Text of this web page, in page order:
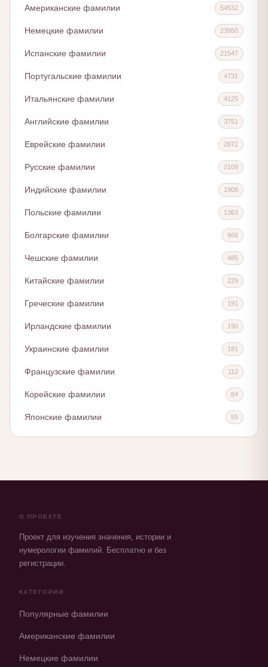
Американские фамилии 54532
Немецкие фамилии 23950
Испанские фамилии 21547
Португальские фамилии 4731
Итальянские фамилии 4125
Английские фамилии 3751
Еврейские фамилии 2872
Русские фамилии 2109
Индийские фамилии 1908
Польские фамилии 1363
Болгарские фамилии 966
Чешские фамилии 485
Китайские фамилии 229
Греческие фамилии 191
Ирландские фамилии 190
Украинские фамилии 181
Французские фамилии 112
Корейские фамилии 84
Японские фамилии 55
О ПРОЕКТЕ
Проект для изучения значения, истории и
нумерологии фамилий. Бесплатно и без
регистрации.
КАТЕГОРИИ
Популярные фамилии
Американские фамилии
Немецкие фамилии